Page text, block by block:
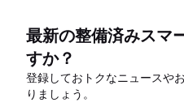
最新の整備済みスマ
すか？
登録しておトクなニュースや
りましょう。